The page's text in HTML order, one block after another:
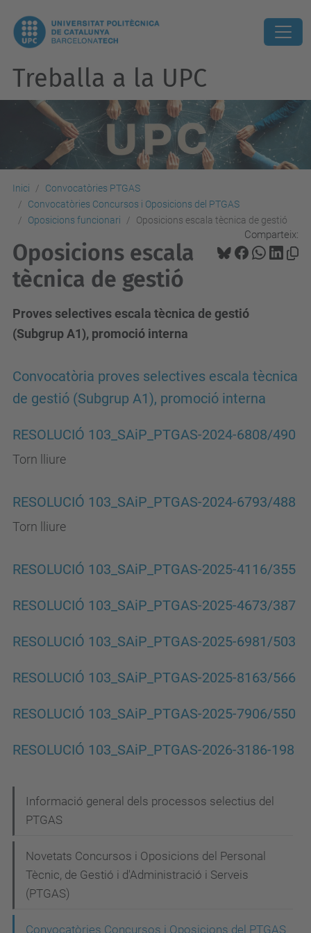
Treballa a la UPC
Inici
Convocatòries PTGAS
Convocatòries Concursos i Oposicions del PTGAS
Oposicions funcionari
Oposicions escala tècnica de gestió
Comparteix:
Oposicions escala
tècnica de gestió
Proves selectives escala tècnica de gestió
(Subgrup A1), promoció interna
Convocatòria proves selectives escala tècnica
de gestió (Subgrup A1), promoció interna
RESOLUCIÓ 103_SAiP_PTGAS-2024-6808/490
Torn lliure
RESOLUCIÓ 103_SAiP_PTGAS-2024-6793/488
Torn lliure
RESOLUCIÓ 103_SAiP_PTGAS-2025-4116/355
RESOLUCIÓ 103_SAiP_PTGAS-2025-4673/387
RESOLUCIÓ 103_SAiP_PTGAS-2025-6981/503
RESOLUCIÓ 103_SAiP_PTGAS-2025-8163/566
RESOLUCIÓ 103_SAiP_PTGAS-2025-7906/550
RESOLUCIÓ 103_SAiP_PTGAS-2026-3186-198
a
Informació general dels processos selectius del
PTGAS
Novetats Concursos i Oposicions del Personal
Tècnic, de Gestió i d'Administració i Serveis
(PTGAS)
Convocatòries Concursos i Oposicions del PTGAS